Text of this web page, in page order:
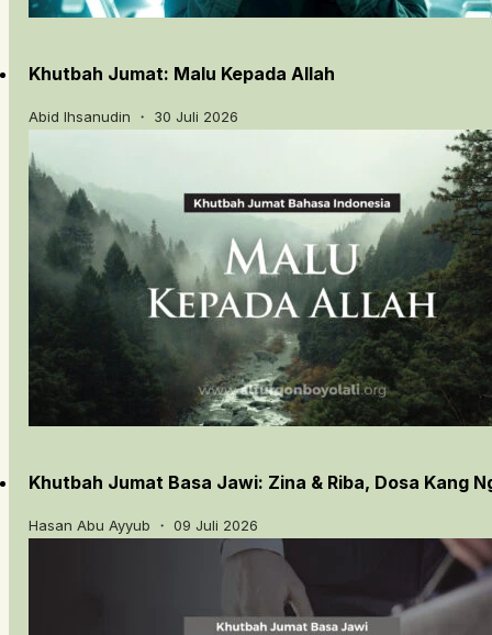
Khutbah Jumat: Malu Kepada Allah
Abid Ihsanudin ・ 30 Juli 2026
Khutbah Jumat Basa Jawi: Zina & Riba, Dosa Kang
Hasan Abu Ayyub ・ 09 Juli 2026